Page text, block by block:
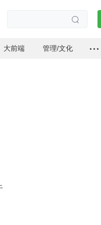

大前端 管理/文化